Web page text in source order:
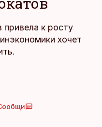
привела к росту
хочет